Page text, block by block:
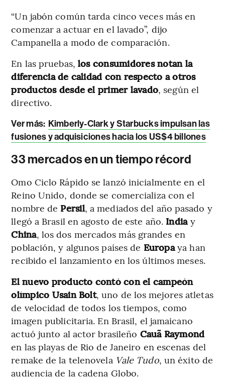
“Un jabón común tarda cinco veces más en
comenzar a actuar en el lavado”, dijo
Campanella a modo de comparación.
En las pruebas, los consumidores notan la
diferencia de calidad con respecto a otros
productos desde el primer lavado, según el
directivo.
Ver más: Kimberly-Clark y Starbucks impulsan las
fusiones y adquisiciones hacia los US$4 billones
33 mercados en un tiempo récord
Omo Ciclo Rápido se lanzó inicialmente en el
Reino Unido, donde se comercializa con el
nombre de Persil, a mediados del año pasado y
llegó a Brasil en agosto de este año. India y
China, los dos mercados más grandes en
población, y algunos países de Europaya han
recibido el lanzamiento en los últimos meses.
El nuevo producto contó con el campeón
olímpico Usain Bolt, uno de los mejores atletas
de velocidad de todos los tiempos, como
imagen publicitaria. En Brasil, el jamaicano
actuó junto al actor brasileño Cauã Raymond
en las playas de Rio de Janeiro en escenas del
remake de la telenovela Vale Tudo, un éxito de
audiencia de la cadena Globo.